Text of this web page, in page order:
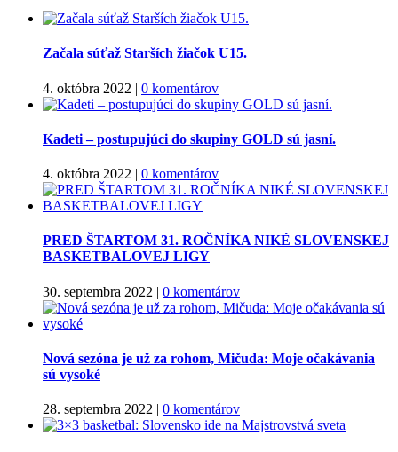
Začala súťaž Starších žiačok U15.
4. októbra 2022 | 0 komentárov
Kadeti – postupujúci do skupiny GOLD sú jasní.
4. októbra 2022 | 0 komentárov
PRED ŠTARTOM 31. ROČNÍKA NIKÉ SLOVENSKEJ
BASKETBALOVEJ LIGY
30. septembra 2022 | 0 komentárov
Nová sezóna je už za rohom, Mičuda: Moje očakávania
sú vysoké
28. septembra 2022 | 0 komentárov